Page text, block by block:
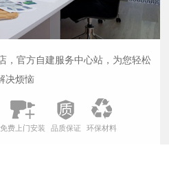
，官方自建服务中心站，为您轻松
决烦恼
免费上门安装 品质保证 环保材料